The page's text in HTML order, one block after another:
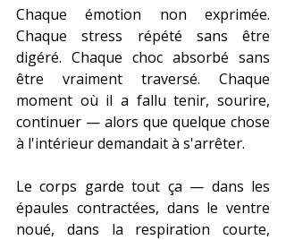
Chaque émotion non exprimée.
Chaque stress répété sans être
digéré. Chaque choc absorbé sans
être vraiment traversé. Chaque
moment où il a fallu tenir, sourire,
continuer — alors que quelque chose
à l'intérieur demandait à s'arrêter.
Le corps garde tout ça — dans les
épaules contractées, dans le ventre
noué, dans la respiration courte,